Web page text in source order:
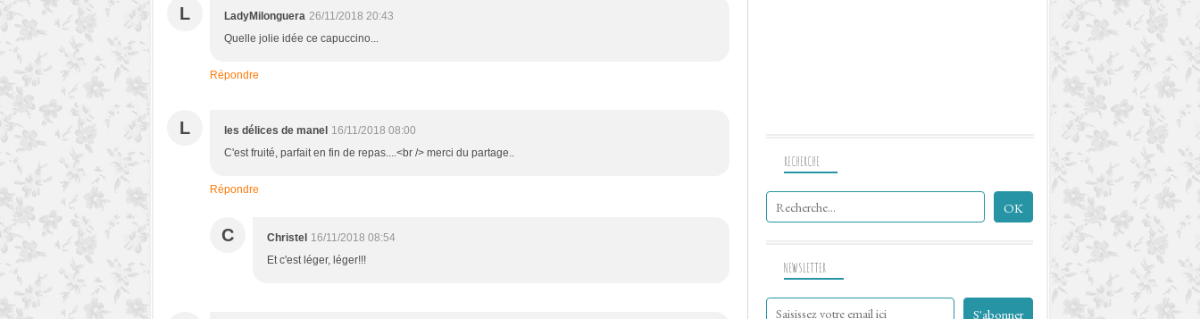
L LadyMilonguera 26/11/2018 20:43
Quelle jolie idée ce capuccino...
Répondre
L les délices de manel 16/11/2018 08:00
C'est fruité, parfait en fin de repas....<br /> merci du partage..
Répondre
C Christel 16/11/2018 08:54
Et c'est léger, léger!!!
NEWSLETTER
RECHERCHE